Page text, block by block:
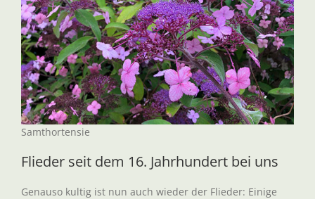
Samthortensie
Flieder seit dem 16. Jahrhundert bei uns
Genauso kultig ist nun auch wieder der Flieder: Einige